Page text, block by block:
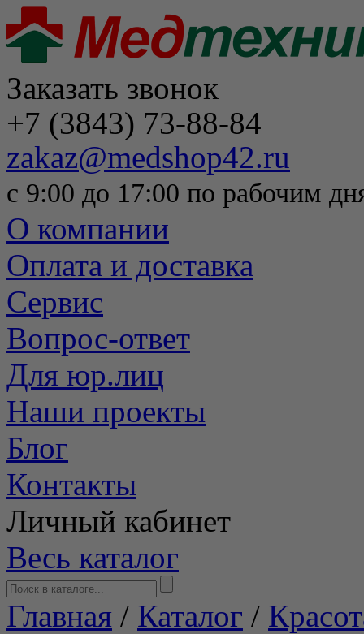
Заказать звонок
+7 (3843) 73-88-84
zakaz@medshop42.ru
с 9:00 до 17:00 по рабочим
О компании
Оплата и доставка
Сервис
Вопрос-ответ
Для юр.лиц
Наши проекты
Блог
Контакты
Личный кабинет
Весь каталог
Главная / Каталог /